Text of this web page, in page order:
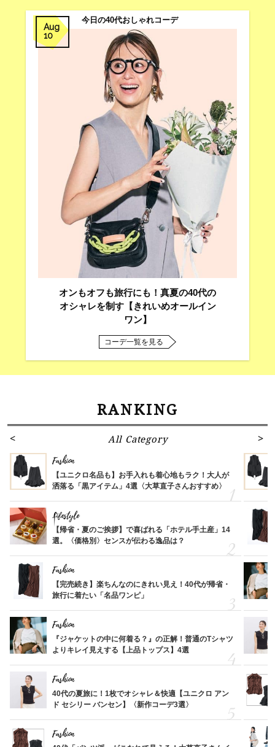
Aug
10
今日の40代おしゃれコーデ
オンもオフも旅行にも！真夏の40代の
オシャレを制す【きれいめオールイン
ワン】
コーデ一覧を見る
RANKING
All Category
Fashion
【ユニクロ名品も】お手入れも着心地もラク！大人が
洒落る「黒アイテム」4選〈大草直子さんおすすめ〉
Lifestyle
【帰省・夏のご挨拶】で喜ばれる「ホテル手土産」14
選。〈価格別〉センスが伝わる逸品は？
Fashion
【完売続き】楽ちんなのにきれい見え！40代が帰省・
旅行に着たい「名品ワンピ」
Fashion
『ジャケットの中に何着る？』の正解！普通のTシャツ
よりキレイ見えする【上品トップス】4選
Fashion
40代の夏旅に！1枚でオシャレ＆快適【ユニクロ アン
ド セシリー バンセン】〈新作コーデ3選〉
Fashion